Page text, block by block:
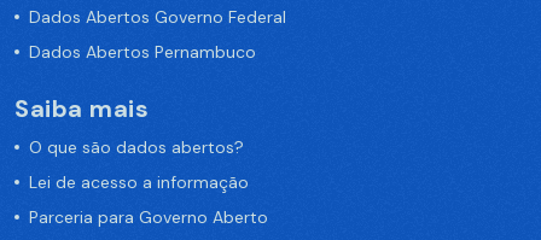
Dados Abertos Governo Federal
Dados Abertos Pernambuco
Saiba mais
O que são dados abertos?
Lei de acesso a informação
Parceria para Governo Aberto